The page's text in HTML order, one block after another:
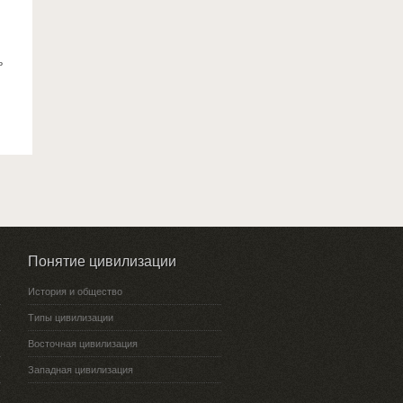
Понятие цивилизации
История и общество
Типы цивилизации
Восточная цивилизация
Западная цивилизация